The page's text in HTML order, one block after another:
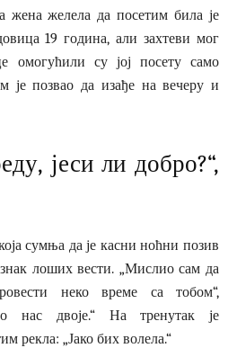
жена желела да посетим била је
19 година, али захтеви мог
омогућили су јој посету само
је позвао да изађе на вечеру и
јеси ли добро?“,
сумња да је касни ноћни позив
лоших вести. „Мислио сам да
неко време са тобом“,
нас двоје.“ На тренутак је
рекла: „Јако бих волела.“